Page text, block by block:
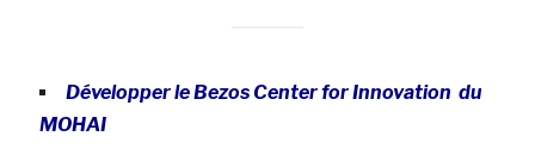
Développer le Bezos Center for Innovation du
MOHAI